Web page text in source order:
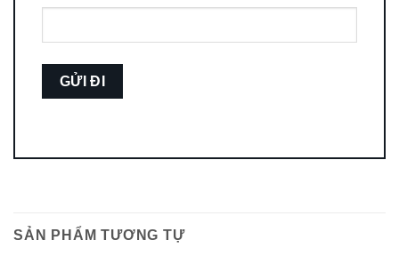
SẢN PHẨM TƯƠNG TỰ